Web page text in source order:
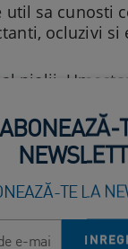
sa cunosti
ocluzivi si
pielii.
unui
tip de
de apa prin
pentru
ABONEAZĂ-
TE LA